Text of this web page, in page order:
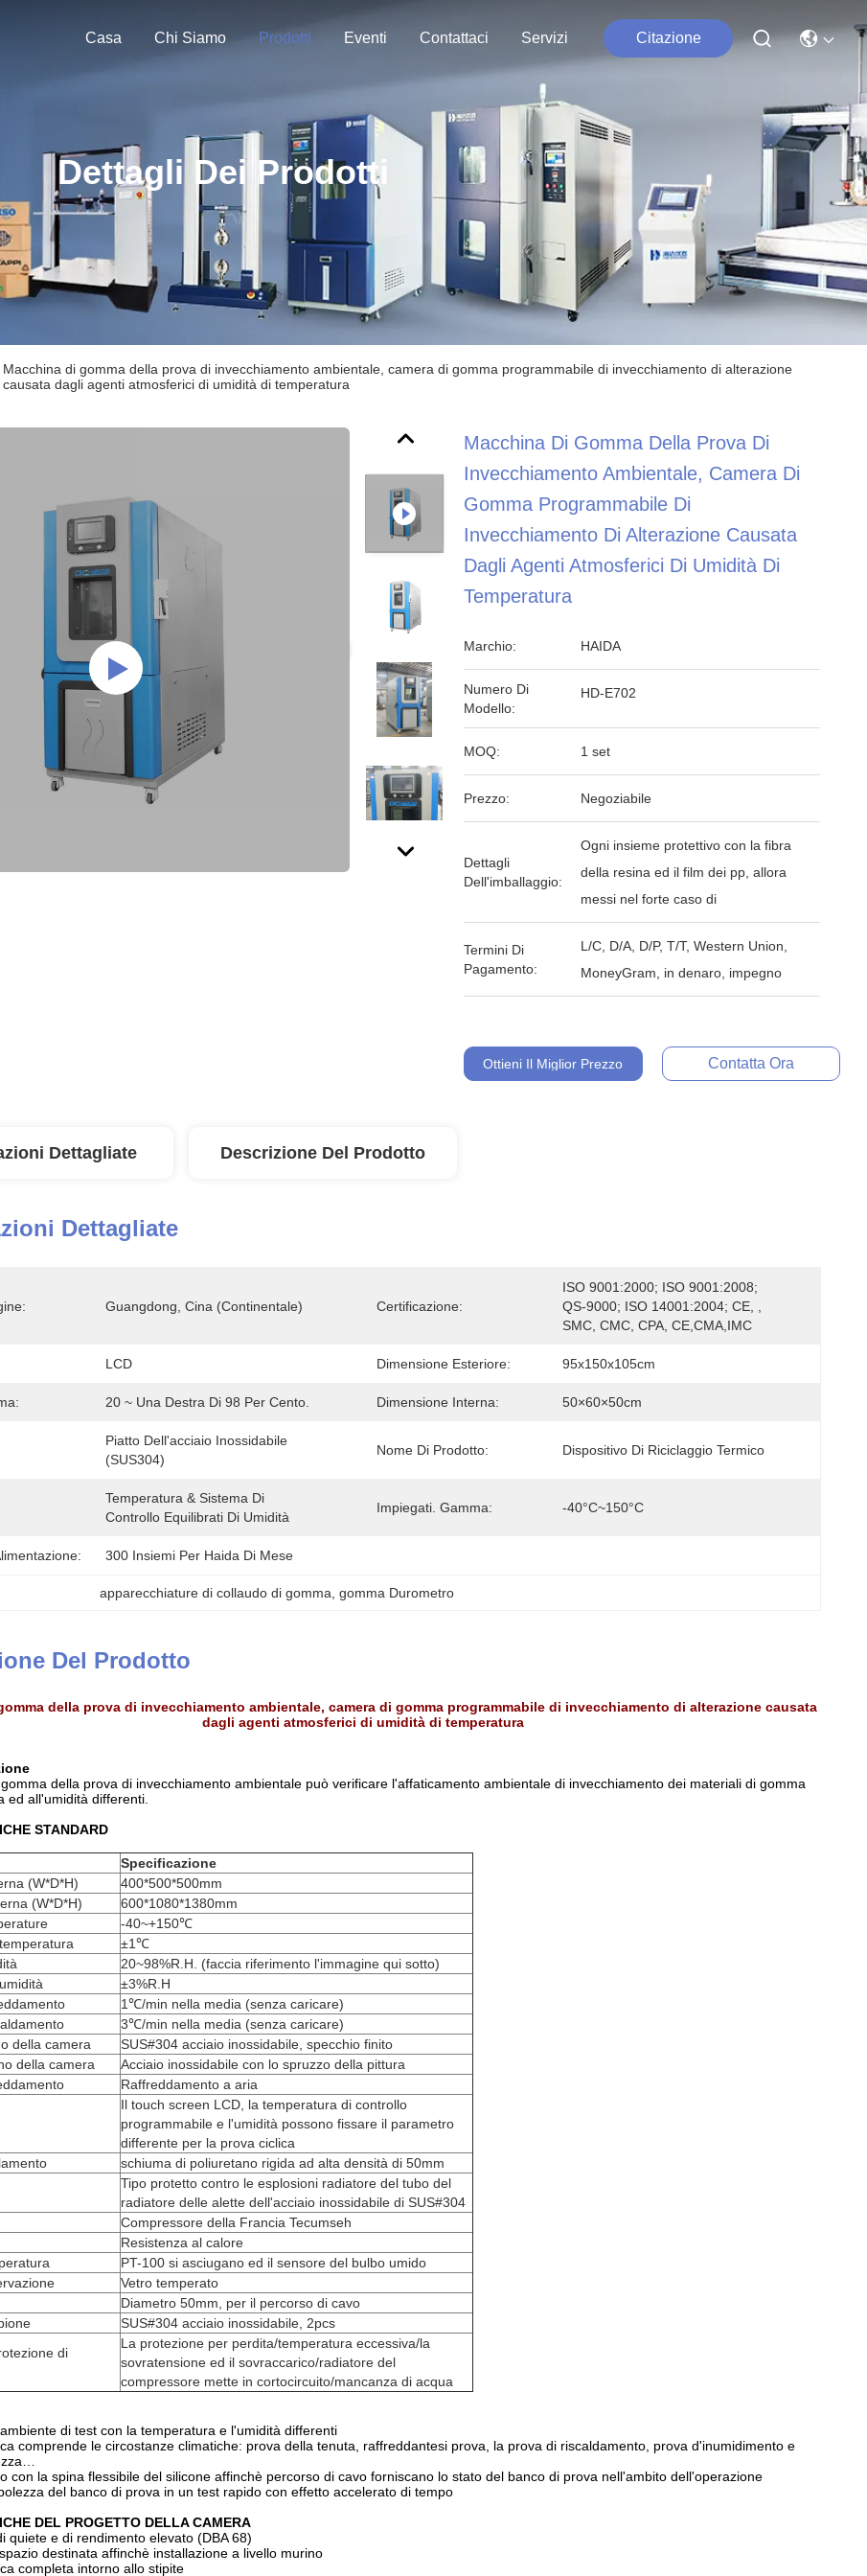
Casa Chi Siamo Prodotti Eventi Contattaci Servizi Citazione
Dettagli Dei Prodotti
Macchina di gomma della prova di invecchiamento ambientale, camera di gomma programmabile di invecchiamento di alterazione
causata dagli agenti atmosferici di umidità di temperatura
Macchina Di Gomma Della Prova Di
Invecchiamento Ambientale, Camera Di
Gomma Programmabile Di
Invecchiamento Di Alterazione Causata
Dagli Agenti Atmosferici Di Umidità Di
Temperatura
Marchio: HAIDA
Numero Di
Modello:
HD-E702
MOQ: 1 set
Prezzo: Negoziabile
Dettagli
Dell'imballaggio:
Ogni insieme protettivo con la fibra
della resina ed il film dei pp, allora
messi nel forte caso di
Termini Di
Pagamento:
L/C, D/A, D/P, T/T, Western Union,
MoneyGram, in denaro, impegno
Ottieni Il Miglior Prezzo Contatta Ora
Dettagliate Descrizione Del Prodotto
Dettagliate
Guangdong, Cina (continentale) Certificazione:
ISO 9001:2000; ISO 9001:2008;
QS-9000; ISO 14001:2004; CE, ,
SMC, CMC, CPA, CE,CMA,IMC
LCD Dimensione Esteriore: 95x150x105cm
20 ~ Una Destra Di 98 Per Cento. Dimensione Interna: 50×60×50cm
Piatto Dell'acciaio Inossidabile
(SUS304)
Nome Di Prodotto: Dispositivo Di Riciclaggio Termico
Temperatura & Sistema Di
Controllo Equilibrati Di Umidità
Impiegati. Gamma: -40°C~150°C
300 Insiemi Per Haida Di Mese
apparecchiature di collaudo di gomma , gomma Durometro
Del Prodotto
della prova di invecchiamento ambientale, camera di gomma programmabile di invecchiamento di alterazione causata
dagli agenti atmosferici di umidità di temperatura
della prova di invecchiamento ambientale può verificare l'affaticamento ambientale di invecchiamento dei materiali di gomma
ed all'umidità differenti.
STANDARD
Specificazione
(W*D*H)
400*500*500mm
(W*D*H)
600*1080*1380mm
-40~+150℃
±1℃
20~98%R.H. (faccia riferimento l'immagine qui sotto)
±3%R.H
1℃/min nella media (senza caricare)
3℃/min nella media (senza caricare)
della camera
SUS#304 acciaio inossidabile, specchio finito
della camera
Acciaio inossidabile con lo spruzzo della pittura
Raffreddamento a aria
Il touch screen LCD, la temperatura di controllo
programmabile e l'umidità possono fissare il parametro
differente per la prova ciclica
schiuma di poliuretano rigida ad alta densità di 50mm
Tipo protetto contro le esplosioni radiatore del tubo del
radiatore delle alette dell'acciaio inossidabile di SUS#304
Compressore della Francia Tecumseh
Resistenza al calore
PT-100 si asciugano ed il sensore del bulbo umido
Vetro temperato
Diametro 50mm, per il percorso di cavo
SUS#304 acciaio inossidabile, 2pcs
di
La protezione per perdita/temperatura eccessiva/la
sovratensione ed il sovraccarico/radiatore del
compressore mette in cortocircuito/mancanza di acqua
di test con la temperatura e l'umidità differenti
comprende le circostanze climatiche: prova della tenuta, raffreddantesi prova, la prova di riscaldamento, prova d'inumidimento e
con la spina flessibile del silicone affinchè percorso di cavo forniscano lo stato del banco di prova nell'ambito dell'operazione
del banco di prova in un test rapido con effetto accelerato di tempo
DEL PROGETTO DELLA CAMERA
quiete e di rendimento elevato (DBA 68)
destinata affinchè installazione a livello murino
completa intorno allo stipite